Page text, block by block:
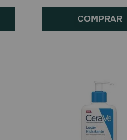
COMPRAR